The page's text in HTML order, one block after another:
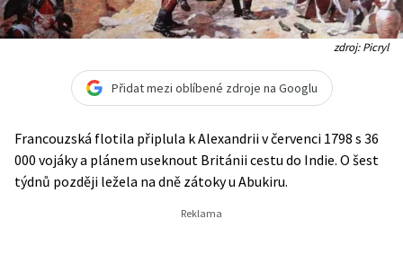
zdroj: Picryl
Přidat mezi oblíbené zdroje na Googlu
Francouzská flotila připlula k Alexandrii v červenci 1798 s 36
000 vojáky a plánem useknout Británii cestu do Indie. O šest
týdnů později ležela na dně zátoky u Abukiru.